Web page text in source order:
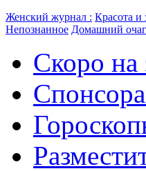
Женский журнал : Красота и
Непознанное Домашний очаг
Скоро на